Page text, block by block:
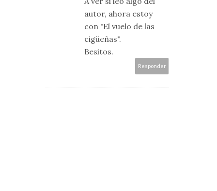
autor, ahora estoy
con "El vuelo de las
cigüeñas".
Besitos.
Responder